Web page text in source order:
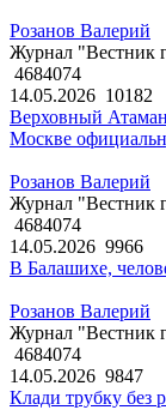
Розанов Валерий
Журнал "Вестник
4684074
14.05.2026 10182
Верховный
Москве
Розанов Валерий
Журнал "Вестник
4684074
14.05.2026 9966
В Балашихе,
Розанов Валерий
Журнал "Вестник
4684074
14.05.2026 9847
Клади трубку без